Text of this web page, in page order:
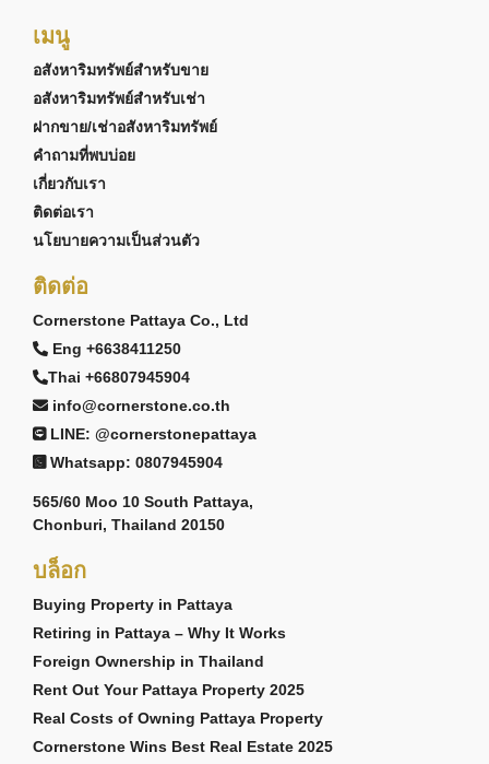
เมนู
อสังหาริมทรัพย์สำหรับขาย
อสังหาริมทรัพย์สำหรับเช่า
ฝากขาย/เช่าอสังหาริมทรัพย์
คำถามที่พบบ่อย
เกี่ยวกับเรา
ติดต่อเรา
นโยบายความเป็นส่วนตัว
ติดต่อ
Cornerstone Pattaya Co., Ltd
Eng +6638411250
Thai +66807945904
info@cornerstone.co.th
LINE: @cornerstonepattaya
Whatsapp: 0807945904
565/60 Moo 10 South Pattaya,
Chonburi, Thailand 20150
บล็อก
Buying Property in Pattaya
Retiring in Pattaya – Why It Works
Foreign Ownership in Thailand
Rent Out Your Pattaya Property 2025
Real Costs of Owning Pattaya Property
Cornerstone Wins Best Real Estate 2025